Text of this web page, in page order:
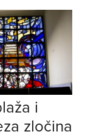
i
zločina